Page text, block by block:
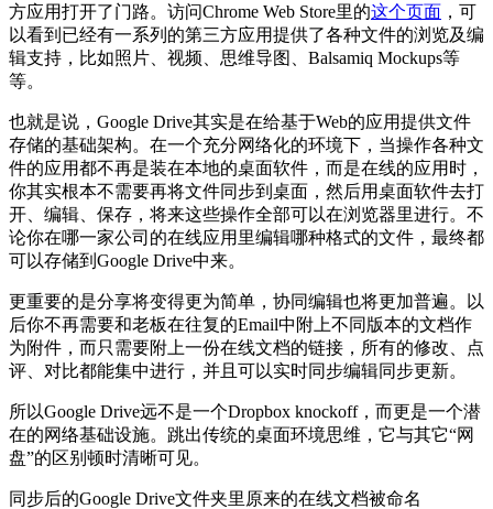
方应用打开了门路。访问Chrome Web Store里的这个页面 ，可
以看到已经有一系列的第三方应用提供了各种文件的浏览及编
辑支持，比如照片、视频、思维导图、Balsamiq Mockups等
等。
也就是说，Google Drive其实是在给基于Web的应用提供文件
存储的基础架构。在一个充分网络化的环境下，当操作各种文
件的应用都不再是装在本地的桌面软件，而是在线的应用时，
你其实根本不需要再将文件同步到桌面，然后用桌面软件去打
开、编辑、保存，将来这些操作全部可以在浏览器里进行。不
论你在哪一家公司的在线应用里编辑哪种格式的文件，最终都
可以存储到Google Drive中来。
更重要的是分享将变得更为简单，协同编辑也将更加普遍。以
后你不再需要和老板在往复的Email中附上不同版本的文档作
为附件，而只需要附上一份在线文档的链接，所有的修改、点
评、对比都能集中进行，并且可以实时同步编辑同步更新。
所以Google Drive远不是一个Dropbox knockoff，而更是一个潜
在的网络基础设施。跳出传统的桌面环境思维，它与其它“网
盘”的区别顿时清晰可见。
同步后的Google Drive文件夹里原来的在线文档被命名